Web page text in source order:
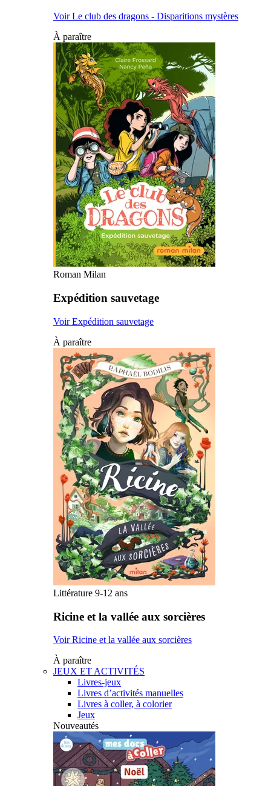
Voir Le club des dragons - Disparitions mystères
À paraître
Roman Milan
Expédition sauvetage
Voir Expédition sauvetage
À paraître
Littérature 9-12 ans
Ricine et la vallée aux sorcières
Voir Ricine et la vallée aux sorcières
À paraître
JEUX ET ACTIVITÉS
Livres-jeux
Livres d’activités manuelles
Livres à coller, à colorier
Jeux
Nouveautés